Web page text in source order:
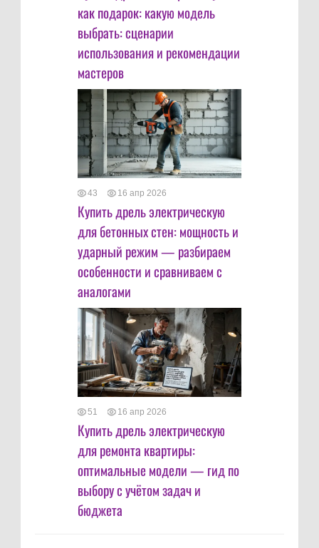
как подарок: какую модель
выбрать: сценарии
использования и рекомендации
мастеров
43 16 апр 2026
Купить дрель электрическую
для бетонных стен: мощность и
ударный режим — разбираем
особенности и сравниваем с
аналогами
51 16 апр 2026
Купить дрель электрическую
для ремонта квартиры:
оптимальные модели — гид по
выбору с учётом задач и
бюджета